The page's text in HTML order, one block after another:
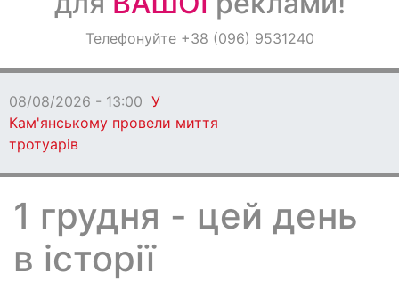
ОголошенняТелефонуйте +38 (096) 9531240
08/08/2026 - 13:00 У
Кам'янському провели миття
тротуарів
1 грудня - цей день
в історії